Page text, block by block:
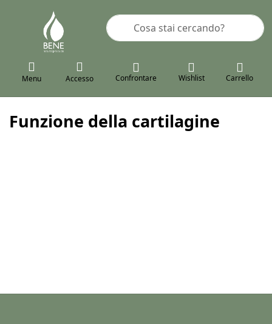
Inserire un termine di ricerca. I
Menu Accesso Confrontare Wishlist Carrello
Funzione della cartilagine